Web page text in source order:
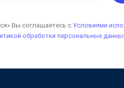
Вы соглашаетесь с Условиями
обработки персональных